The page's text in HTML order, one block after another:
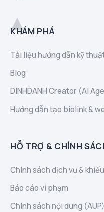
KHÁM PHÁ
Tài liệu hướng dẫn kỹ
Blog
DINHDANH Creator (AI
Hướng dẫn tạo biolink &
HỖ TRỢ & CHÍNH
Chính sách dịch vụ &
Báo cáo vi phạm
Chính sách nội dung (AUP)